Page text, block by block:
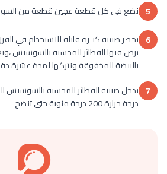
5 نضع في كل قطعة عجين قطعة من
6 نحضر صينية كبيرة قابلة للاستخدام في
نرص فيها الفطائر المحشية بالسوسيس
بالبيضة المخفوقة ونتركها لمدة عشرة
7 ندخل صينية الفطائر المحشية بالسوسيس
درجة حرارة 200 درجة مئوية حتى تنضج